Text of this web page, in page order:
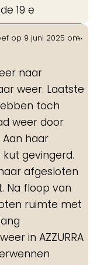
19 e
op 9 juni 2025 om
naar
weer. Laatste
toch
weer door
haar
gevingerd.
afgesloten
Na floop van
ruimte met
in AZZURRA
...